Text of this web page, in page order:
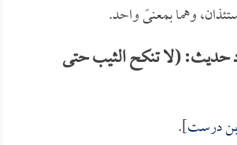
وهما بمعنىً واحد.
حديث: (لا تنكح الثيب حتى
درست].